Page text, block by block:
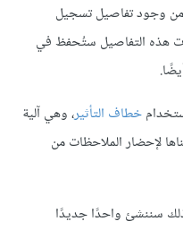
من وجود تفاصيل تسجيل
هذه التفاصيل ستُحفظ في
خطاف التأثير، وهي آلية
القسم 2، واستعملناها لإحضار الملاحظات من
سننشئ واحدًا جديدًا